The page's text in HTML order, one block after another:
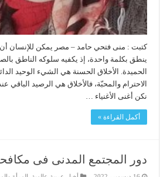
كتبت : منى فتحي حامد – مصر يمكن للإنسان
ينطق بكلمة واحدة، إذ يكفيه سلوكه الناطق
الحميدة. الأخلاق الحسنة هي الشيء الوحيد
الاحترام والمحبّة، فالأخلاق هي الرصيد الباقي
نكن أغنى الأغنياء …
أكمل القراءة »
دور المجتمع المدنى فى